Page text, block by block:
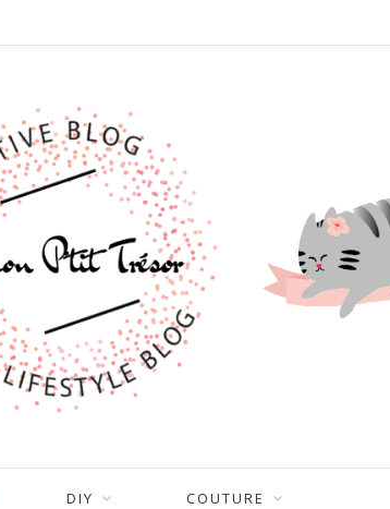
DIY COUTURE